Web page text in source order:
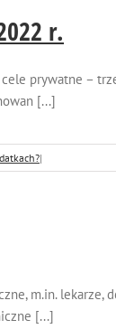
r.
prywatne –
[...]
|
m.in. lekarze,
[...]